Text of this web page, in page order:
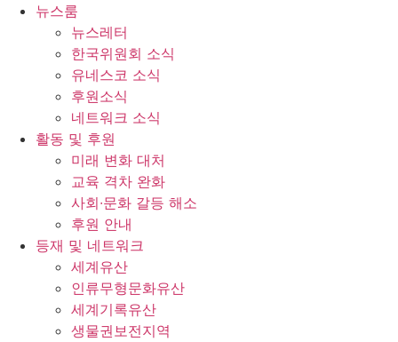
뉴스룸
뉴스레터
한국위원회 소식
유네스코 소식
후원소식
네트워크 소식
활동 및 후원
미래 변화 대처
교육 격차 완화
사회∙문화 갈등 해소
후원 안내
등재 및 네트워크
세계유산
인류무형문화유산
세계기록유산
생물권보전지역